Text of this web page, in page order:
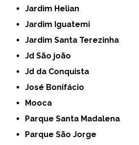
Jardim Helian
Jardim Iguatemi
Jardim Santa Terezinha
Jd São joão
Jd da Conquista
José Bonifácio
Mooca
Parque Santa Madalena
Parque São Jorge